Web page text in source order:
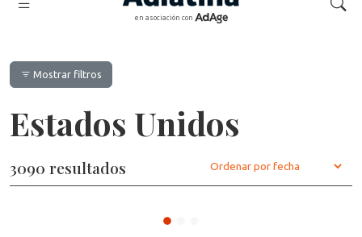
en asociación con
Estados Unidos
3090 resultados
Mostrar filtros